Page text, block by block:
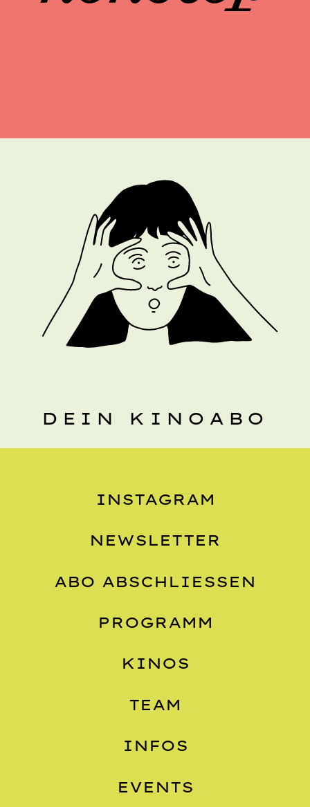
DEIN KINOABO
INSTAGRAM
NEWSLETTER
ABO ABSCHLIESSEN
PROGRAMM
KINOS
TEAM
INFOS
EVENTS